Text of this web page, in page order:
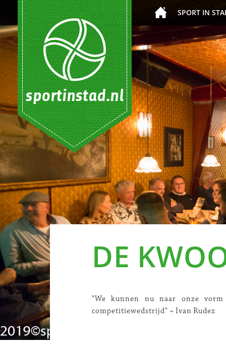
SPORT IN
DE
"We kunnen nu naar onze
competitiewedstrijd" ~ Ivan Rudez